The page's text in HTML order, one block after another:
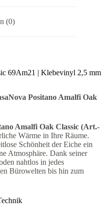
(0)
69Am21 | Klebevinyl 2,5 mm
Positano Amalfi Oak
Amalfi Oak Classic (Art.-
Wärme in Ihre Räume.
Schönheit der Eiche ein
Atmosphäre. Dank seiner
nahtlos in jedes
Bürowelten bis hin zum